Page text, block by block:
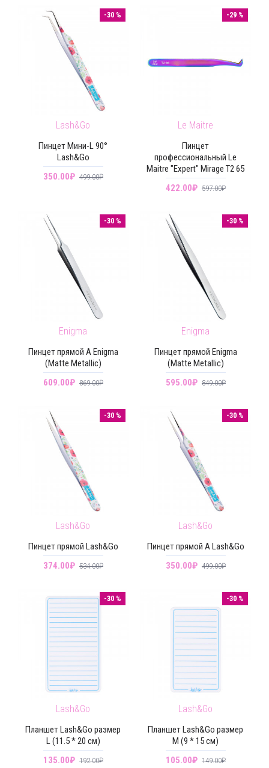
-30 %
Lash&Go
Пинцет Мини-L 90°
Lash&Go
350.00₽ 499.00₽
-29 %
Le Maitre
Пинцет
профессиональный Le
Maitre "Expert" Mirage T2 65
422.00₽ 597.00₽
-30 %
Enigma
Пинцет прямой A Enigma
(Matte Metallic)
609.00₽ 869.00₽
-30 %
Enigma
Пинцет прямой Enigma
(Matte Metallic)
595.00₽ 849.00₽
-30 %
Lash&Go
Пинцет прямой Lash&Go
374.00₽ 534.00₽
-30 %
Lash&Go
Пинцет прямой А Lash&Go
350.00₽ 499.00₽
-30 %
Lash&Go
Планшет Lash&Go размер
L (11.5 * 20 см)
135.00₽ 192.00₽
-30 %
Lash&Go
Планшет Lash&Go размер
M (9 * 15 см)
105.00₽ 149.00₽